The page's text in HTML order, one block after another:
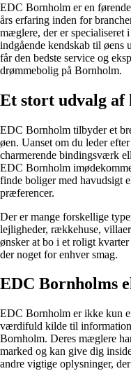
EDC Bornholm er en
års erfaring inden for
mæglere, der er specialiseret
indgående kendskab til øens
får den bedste service og
drømmebolig på Bornholm.
Et stort udvalg af
EDC Bornholm tilbyder et
øen. Uanset om du leder
charmerende bindingsværk
EDC Bornholm
finde boliger med havudsigt
præferencer.
Der er mange forskellige
lejligheder, rækkehuse,
ønsker at bo i et roligt
der noget for enhver smag.
EDC Bornholms
EDC Bornholm er ikke kun
værdifuld kilde til
Bornholm. Deres mæglere
marked og kan give dig
andre vigtige oplysninger,